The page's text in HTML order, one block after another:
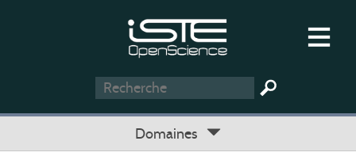
Domaines